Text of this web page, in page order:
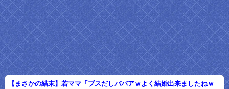
【まさかの結末】若ママ「ブスだしババアｗよく結婚出来ましたねｗ